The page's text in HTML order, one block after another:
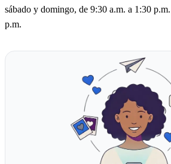
sábado y domingo, de 9:30 a.m. a 1:30
p.m.